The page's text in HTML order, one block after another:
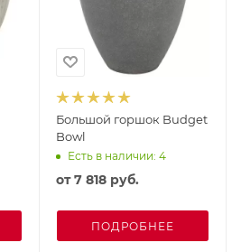
Большой горшок Budget
Bowl
Есть в наличии: 4
от7 818 руб.
ПОДРОБНЕЕ